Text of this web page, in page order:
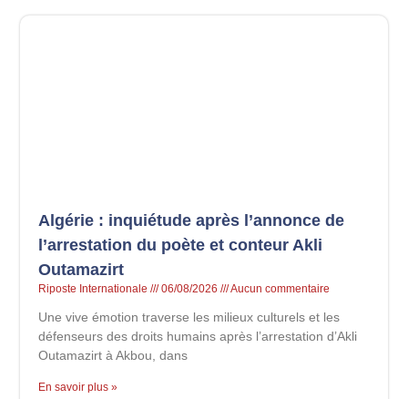
Algérie : inquiétude après l’annonce de
l’arrestation du poète et conteur Akli
Outamazirt
Riposte Internationale 06/08/2026 Aucun commentaire
Une vive émotion traverse les milieux culturels et les
défenseurs des droits humains après l’arrestation d’Akli
Outamazirt à Akbou, dans
En savoir plus »